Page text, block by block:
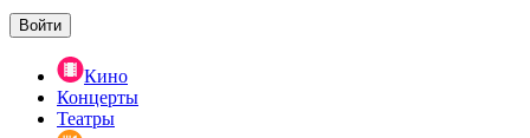
Войти
Кино
Концерты
Театры